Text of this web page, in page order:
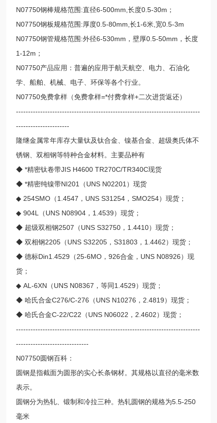
N07750钢棒规格范围:直径6-500mm,长度0.5-30m；
N07750钢板规格范围:厚度0.5-80mm,长1-6米,宽0.5-3m
N07750钢管规格范围:外径6-530mm，壁厚0.5-50mm，长度
1-12m；
N07750产品应用：普遍的应用于航天航空、电力、石油化
学、船舶、机械、电子、环保等各个行业。
N07750免费拿样（免费拿样=*付费拿样+二次进货返还）
----------------------------------------------------------------------------
----------------------
隆继金属常年库存大量钛及钛合金、镍基合金、超级奥氏体不
锈钢、双相钢等特种合金材料。主要品种有
◆ *精密钛卷带JIS H4600 TR270C/TR340C现货
◆ *精密纯镍带NI201（UNS N02201）现货
◆ 254SMO（1.4547，UNS S31254，SMO254）现货；
◆ 904L（UNS N08904，1.4539）现货；
◆ 超级双相钢2507（UNS S32750，1.4410）现货；
◆ 双相钢2205（UNS S32205，S31803，1.4462）现货；
◆ 德标Din1.4529（25-6MO，926合金，UNS N08926）现
货；
◆ AL-6XN（UNS N08367，等同1.4529）现货；
◆ 哈氏合金C276/C-276（UNS N10276，2.4819）现货；
◆ 哈氏合金C-22/C22（UNS N06022，2.4602）现货；
----------------------------------------------------------------------------
------------------------------
N07750圆钢百科：
圆钢是指截面为圆形的实心长条钢材。其规格以直径的毫米数
表示。
圆钢分为热轧、锻制和冷拉三种。热轧圆钢的规格为5.5-250
毫米